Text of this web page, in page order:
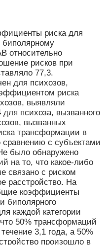
риска для
относительно
рисков при
77,3.
для психозов,
риска
выявляли
психоза, вызванного
вызванных
трансформации в
сравнению с субъектами
было обнаружено
на то, что какое-либо
связано с риском
расстройство. На
коэффициенты
биполярного
каждой категории
50% трансформаций
3,1 года, а 50%
произошло в